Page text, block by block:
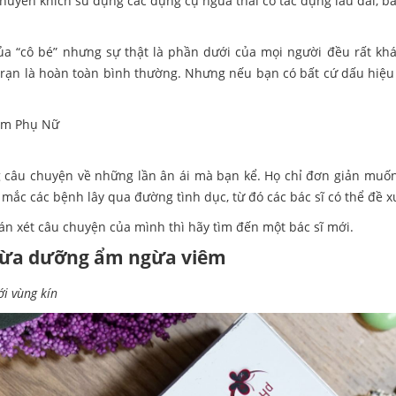
“cô bé” nhưng sự thật là phần dưới của mọi người đều rất
là hoàn toàn bình thường. Nhưng nếu bạn có bất cứ dấu
chuyện về những lần ân ái mà bạn kể. Họ chỉ đơn giản
các bệnh lây qua đường tình dục, từ đó các bác sĩ có thể đề
xét câu chuyện của mình thì hãy tìm đến một bác sĩ mới.
dưỡng ẩm ngừa viêm
vùng kín